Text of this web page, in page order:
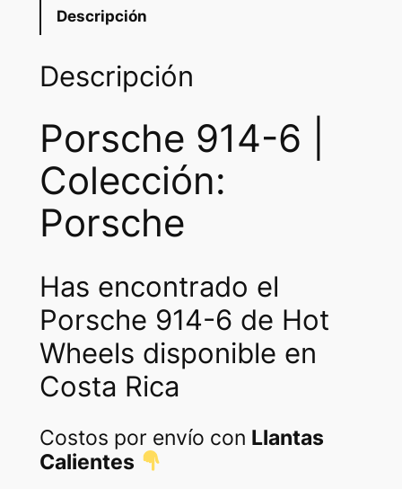
p
i
c
e
w
s
:
₡
4
0
0
r
c
e
i
s
₡
2
2
5
.
Descripción
Descripción
Porsche 914-6 |
Colección:
Porsche
Has encontrado el
Porsche 914-6 de Hot
Wheels disponible en
Costa Rica
Costos por envío con Llantas
Calientes